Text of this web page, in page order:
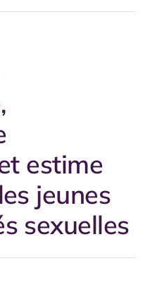
estime
jeunes
sexuelles